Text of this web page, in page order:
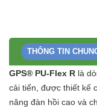
THÔNG TIN
GPS® PU-Flex R là
cải tiến, được thiết kế
năng đàn hồi cao và